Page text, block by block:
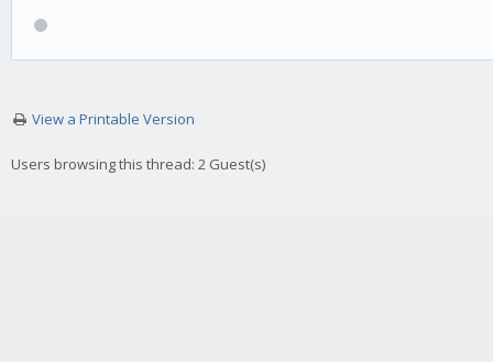
View a Printable Version
Users browsing this thread: 2 Guest(s)